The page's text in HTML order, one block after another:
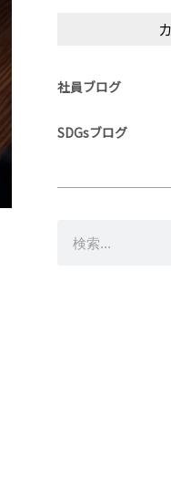
社員ブログ
SDGsブログ